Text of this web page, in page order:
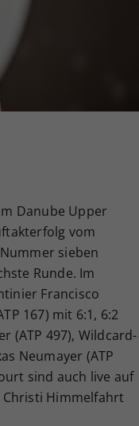
Danube Upper
vom
sieben
Runde. Im
Francisco
167) mit 6:1, 6:2
(ATP 497), Wildcard-
Neumayer (ATP
sind auch live auf
Christi Himmelfahrt
falls der
dies eingestellt hat.